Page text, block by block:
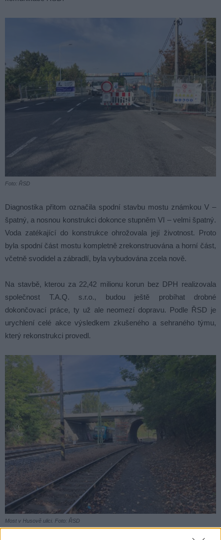
Foto: ŘSD
Diagnostika přitom označila spodní stavbu mostu známkou V –
špatný, a nosnou konstrukci dokonce stupněm VI – velmi špatný.
Voda zatékající do konstrukce ohrožovala její životnost. Proto
byla spodní část mostu kompletně zrekonstruována a horní část,
včetně svodidel a zábradlí, byla vybudována zcela nově.
Na stavbě, kterou za 22,42 milionu korun bez DPH realizovala
společnost T.A.Q. s.r.o., budou ještě probíhat drobné
dokončovací práce, ty už ale neomezí dopravu. Podle ŘSD je
urychlení celé akce výsledkem zkušeného a sehraného týmu,
který rekonstrukci provedl.
Most v Husově ulici. Foto: ŘSD